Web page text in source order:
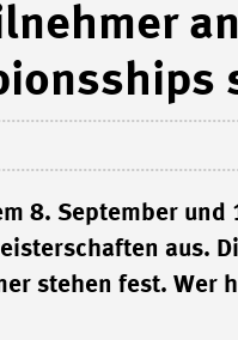
8. September
aus.
stehen fest. Wer